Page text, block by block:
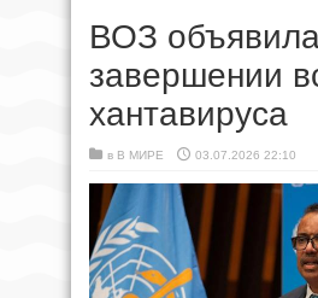
ВОЗ
завершении
хантавируса
в В МИРЕ 03.07.2026 22:10